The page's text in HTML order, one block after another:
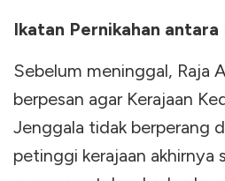
Ikatan Pernikahan antara
Sebelum meninggal, Raja
berpesan agar Kerajaan
Jenggala tidak berperang
petinggi kerajaan akhirnya